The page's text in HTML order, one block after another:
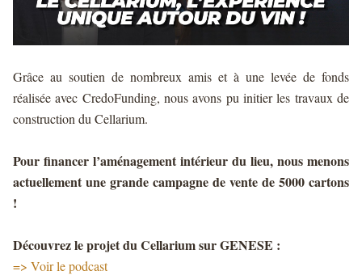
Grâce au soutien de nombreux amis et à une levée de fonds
réalisée avec CredoFunding, nous avons pu initier les travaux de
construction du Cellarium.
Pour financer l’aménagement intérieur du lieu, nous menons
actuellement une grande campagne de vente de 5000 cartons
!
Découvrez le projet du Cellarium sur GENESE :
=> Voir le podcast